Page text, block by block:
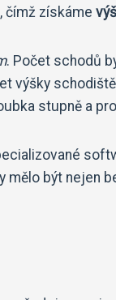
čímž získáme
. Počet schodů
výšky
stupně a
být nejen